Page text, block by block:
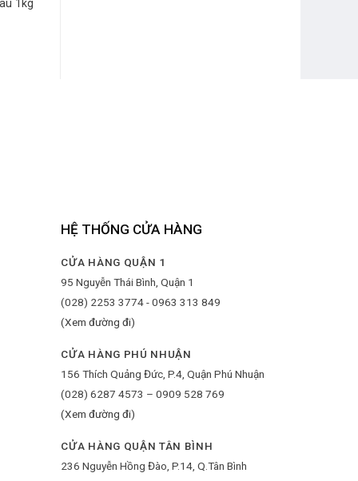
1kg
HỆ THỐNG CỬA HÀNG
CỬA HÀNG QUẬN 1
95 Nguyễn Thái Bình, Quận 1
(028) 2253 3774 - 0963 313 849
(Xem đường đi)
CỬA HÀNG PHÚ NHUẬN
156 Thích Quảng Đức, P.4, Quận Phú Nhuận
(028) 6287 4573 – 0909 528 769
(Xem đường đi)
CỬA HÀNG QUẬN TÂN BÌNH
236 Nguyễn Hồng Đào, P.14, Q.Tân Bình